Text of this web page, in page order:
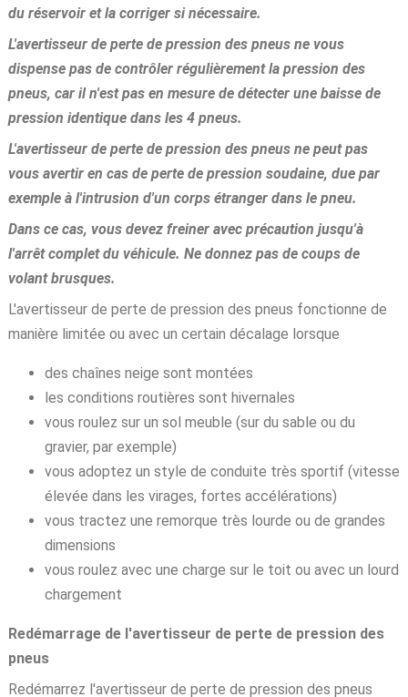
du réservoir et la corriger si nécessaire.
L'avertisseur de perte de pression des pneus ne vous
dispense pas de contrôler régulièrement la pression des
pneus, car il n'est pas en mesure de détecter une baisse de
pression identique dans les 4 pneus.
L'avertisseur de perte de pression des pneus ne peut pas
vous avertir en cas de perte de pression soudaine, due par
exemple à l'intrusion d'un corps étranger dans le pneu.
Dans ce cas, vous devez freiner avec précaution jusqu'à
l'arrêt complet du véhicule. Ne donnez pas de coups de
volant brusques.
L'avertisseur de perte de pression des pneus fonctionne de
manière limitée ou avec un certain décalage lorsque
des chaînes neige sont montées
les conditions routières sont hivernales
vous roulez sur un sol meuble (sur du sable ou du
gravier, par exemple)
vous adoptez un style de conduite très sportif (vitesse
élevée dans les virages, fortes accélérations)
vous tractez une remorque très lourde ou de grandes
dimensions
vous roulez avec une charge sur le toit ou avec un lourd
chargement
Redémarrage de l'avertisseur de perte de pression des
pneus
Redémarrez l'avertisseur de perte de pression des pneus